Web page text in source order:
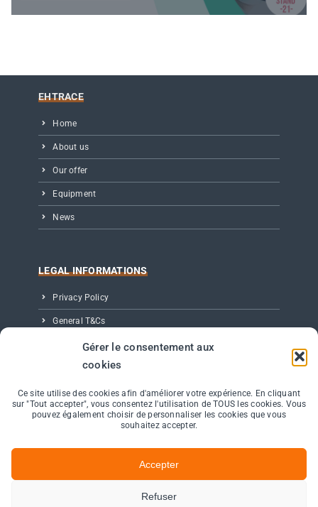
Gérer le consentement aux
cookies
Ce site utilise des cookies afin d'améliorer votre expérience. En cliquant
sur "Tout accepter", vous consentez l'utilisation de TOUS les cookies. Vous
pouvez également choisir de personnaliser les cookies que vous
souhaitez accepter.
Accepter
Refuser
EHTRACE
Home
About us
Our offer
Equipment
News
LEGAL INFORMATIONS
Privacy Policy
General T&Cs
Legal notice
Partenaires, Éditeur & Crédits
CONTACT
11 avenue de Canteranne – Bât Electre